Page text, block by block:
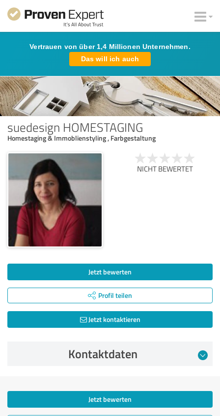
Vertrauen von über 1,4 Millionen Unternehmen.
Das will ich auch
suedesign HOMESTAGING
Homestaging & Immoblienstyling , Farbgestaltung
NICHT BEWERTET
Jetzt bewerten
Profil teilen
Jetzt kontaktieren
Kontaktdaten
Jetzt bewerten